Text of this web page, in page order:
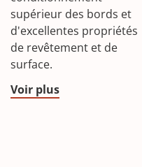
supérieur des bords et
d'excellentes propriétés
de revêtement et de
surface.
Voir plus